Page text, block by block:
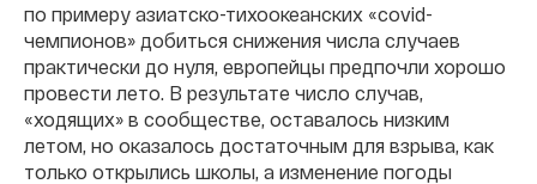
по примеру азиатско-тихоокеанских «covid-
чемпионов» добиться снижения числа случаев
практически до нуля, европейцы предпочли хорошо
провести лето. В результате число случав,
«ходящих» в сообществе, оставалось низким
летом, но оказалось достаточным для взрыва, как
только открылись школы, а изменение погоды